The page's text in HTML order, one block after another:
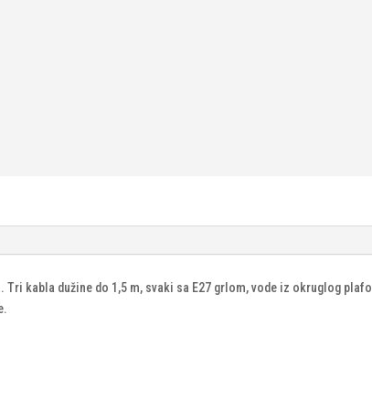
Tri kabla dužine do 1,5 m, svaki sa E27 grlom, vode iz okruglog